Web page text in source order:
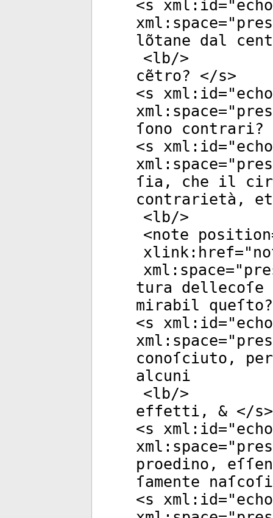
<s xml:id="
xml:space="
lõtane dal
<lb/>
cẽtro? </s>
<s xml:id="
xml:space="
ſono contrari?
<s xml:id="
xml:space="
ſia, che il
contrarietà,
<lb/>
<note position
xlink:href="
xml:space="
tura
mirabil
<s xml:id="
xml:space="
conoſciuto,
alcuni
<lb/>
effetti, & </s>
<s xml:id="
xml:space="
proedino,
ſamente
<s xml:id="